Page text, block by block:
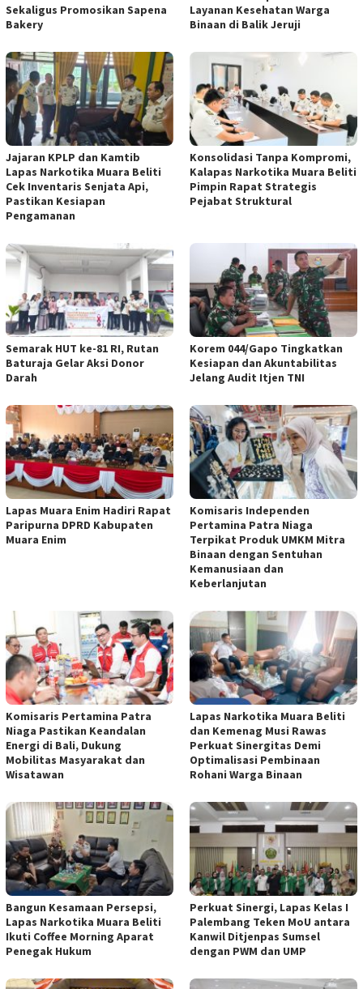
Sekaligus Promosikan Sapena
Bakery
Layanan Kesehatan Warga
Binaan di Balik Jeruji
Jajaran KPLP dan Kamtib
Lapas Narkotika Muara Beliti
Cek Inventaris Senjata Api,
Pastikan Kesiapan
Pengamanan
Konsolidasi Tanpa Kompromi,
Kalapas Narkotika Muara Beliti
Pimpin Rapat Strategis
Pejabat Struktural
Semarak HUT ke-81 RI, Rutan
Baturaja Gelar Aksi Donor
Darah
Korem 044/Gapo Tingkatkan
Kesiapan dan Akuntabilitas
Jelang Audit Itjen TNI
Lapas Muara Enim Hadiri Rapat
Paripurna DPRD Kabupaten
Muara Enim
Komisaris Independen
Pertamina Patra Niaga
Terpikat Produk UMKM Mitra
Binaan dengan Sentuhan
Kemanusiaan dan
Keberlanjutan
Komisaris Pertamina Patra
Niaga Pastikan Keandalan
Energi di Bali, Dukung
Mobilitas Masyarakat dan
Wisatawan
Lapas Narkotika Muara Beliti
dan Kemenag Musi Rawas
Perkuat Sinergitas Demi
Optimalisasi Pembinaan
Rohani Warga Binaan
Bangun Kesamaan Persepsi,
Lapas Narkotika Muara Beliti
Ikuti Coffee Morning Aparat
Penegak Hukum
Perkuat Sinergi, Lapas Kelas I
Palembang Teken MoU antara
Kanwil Ditjenpas Sumsel
dengan PWM dan UMP